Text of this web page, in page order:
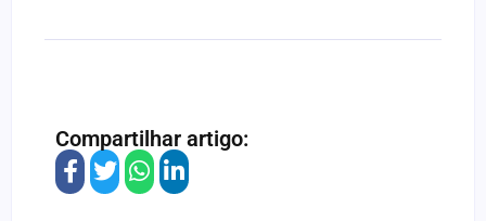
Compartilhar artigo: